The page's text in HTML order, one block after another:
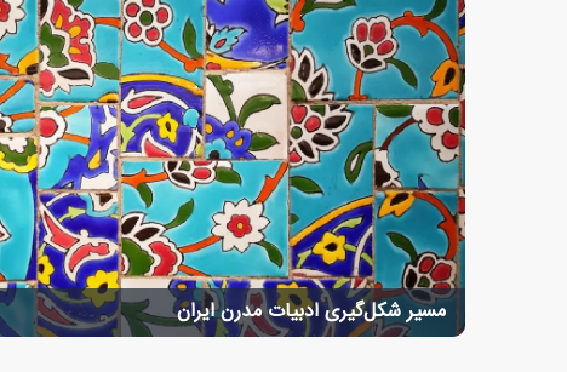
مسیر شکل‌گیری ادبیات مدرن ایران